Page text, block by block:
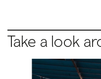
Take a look